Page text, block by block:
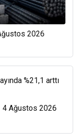
2026
%21,1 arttı
4 Ağustos 2026